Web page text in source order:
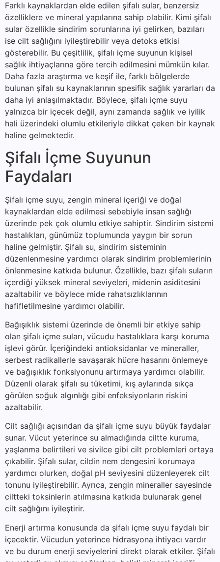
Farklı kaynaklardan elde edilen şifalı sular, benzersiz
özelliklere ve mineral yapılarına sahip olabilir. Kimi şifalı
sular özellikle sindirim sorunlarına iyi gelirken, bazıları
ise cilt sağlığını iyileştirebilir veya detoks etkisi
gösterebilir. Bu çeşitlilik, şifalı içme suyunun kişisel
sağlık ihtiyaçlarına göre tercih edilmesini mümkün kılar.
Daha fazla araştırma ve keşif ile, farklı bölgelerde
bulunan şifalı su kaynaklarının spesifik sağlık yararları da
daha iyi anlaşılmaktadır. Böylece, şifalı içme suyu
yalnızca bir içecek değil, aynı zamanda sağlık ve iyilik
hali üzerindeki olumlu etkileriyle dikkat çeken bir kaynak
haline gelmektedir.
Şifalı İçme Suyunun
Faydaları
Şifalı içme suyu, zengin mineral içeriği ve doğal
kaynaklardan elde edilmesi sebebiyle insan sağlığı
üzerinde pek çok olumlu etkiye sahiptir. Sindirim sistemi
hastalıkları, günümüz toplumunda yaygın bir sorun
haline gelmiştir. Şifalı su, sindirim sisteminin
düzenlenmesine yardımcı olarak sindirim problemlerinin
önlenmesine katkıda bulunur. Özellikle, bazı şifalı suların
içerdiği yüksek mineral seviyeleri, midenin asiditesini
azaltabilir ve böylece mide rahatsızlıklarının
hafifletilmesine yardımcı olabilir.
Bağışıklık sistemi üzerinde de önemli bir etkiye sahip
olan şifalı içme suları, vücudu hastalıklara karşı koruma
işlevi görür. İçeriğindeki antioksidanlar ve mineraller,
serbest radikallerle savaşarak hücre hasarını önlemeye
ve bağışıklık fonksiyonunu artırmaya yardımcı olabilir.
Düzenli olarak şifalı su tüketimi, kış aylarında sıkça
görülen soğuk algınlığı gibi enfeksiyonların riskini
azaltabilir.
Cilt sağlığı açısından da şifalı içme suyu büyük faydalar
sunar. Vücut yeterince su almadığında ciltte kuruma,
yaşlanma belirtileri ve sivilce gibi cilt problemleri ortaya
çıkabilir. Şifalı sular, cildin nem dengesini korumaya
yardımcı olurken, doğal pH seviyesini düzenleyerek cilt
tonunu iyileştirebilir. Ayrıca, zengin mineraller sayesinde
ciltteki toksinlerin atılmasına katkıda bulunarak genel
cilt sağlığını iyileştirir.
Enerji artırma konusunda da şifalı içme suyu faydalı bir
içecektir. Vücudun yeterince hidrasyona ihtiyacı vardır
ve bu durum enerji seviyelerini direkt olarak etkiler. Şifalı